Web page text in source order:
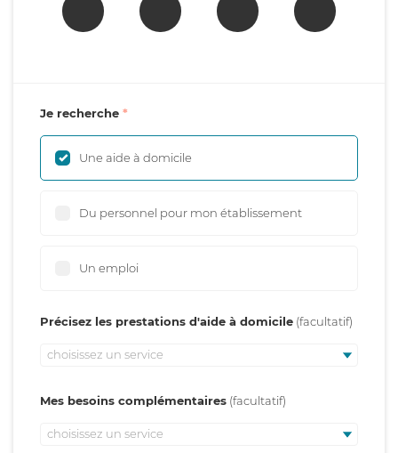
Je recherche
Une aide à domicile
Du personnel pour mon établissement
Un emploi
Précisez les prestations d'aide à domicile
choisissez un service
Mes besoins complémentaires
choisissez un service